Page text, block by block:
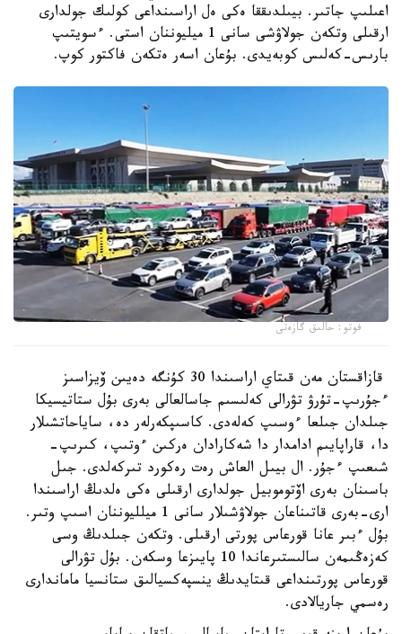
اعىلىپ جاتىر. بيىلدىققا ەكى ەل اراسىنداعى كولىك جولدارى
ارقىلى وتكەن جولاۋشى سانى 1 ميليوننان استى. ءسويتىپ
بارىس-كەلىس كوبەيدى. بۇعان اسەر ەتكەن فاكتور كوپ.
فوتو: حالىق گازەتى
قازاقستان مەن قىتاي اراسىندا 30 كۇنگە دەيىن ۆيزاسىز
ءجۇرىپ-تۇرۋ تۋرالى كەلىسىم جاسالعالى بەرى بۇل ستاتيسيكا
جىلدان جىلعا ءوسىپ كەلەدى. كاسىپكەرلەر دە، ساياحاتشىلار
دا، قاراپايىم ادامدار دا شەكارادان ەركىن ءوتىپ، كىرىپ-
شىعىپ ءجۇر. ال بيىل العاش رەت رەكورد تىركەلدى. جىل
باسىنان بەرى اۆتوموبيل جولدارى ارقىلى ەكى ەلدىڭ اراسىندا
ارى-بەرى قاتىناعان جولاۋشىلار سانى 1 ميلليوننان اسىپ وتىر.
بۇل ءبىر عانا قورعاس پورتى ارقىلى. وتكەن جىلدىڭ وسى
كەزەڭىمەن سالىستىرعاندا 10 پايىزعا وسكەن. بۇل تۋرالى
قورعاس پورتىنداعى قىتايدىڭ ينسپەكسيالىق ستانسيا ماماندارى
رەسمي جاريالادى.